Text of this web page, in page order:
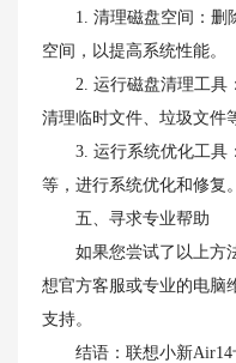
1. 清理磁盘空间：删
空间，以提高系统性能。
2. 运行磁盘清理工具：
清理临时文件、垃圾文件
3. 运行系统优化工具：
等，进行系统优化和修复。
五、寻求专业帮助
如果您尝试了以上方法
想官方客服或专业的电脑
支持。
结语：联想小新Air14